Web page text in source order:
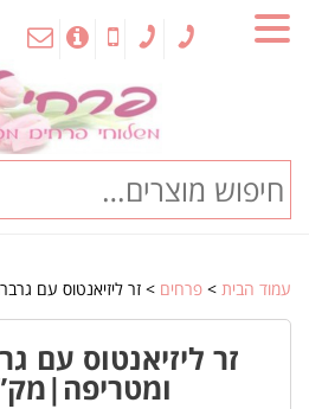
עמוד הבית > פרחים > זר ליזיאנטוס עם
זר ליזיאנטוס עם
ומטריפה|מק”ט